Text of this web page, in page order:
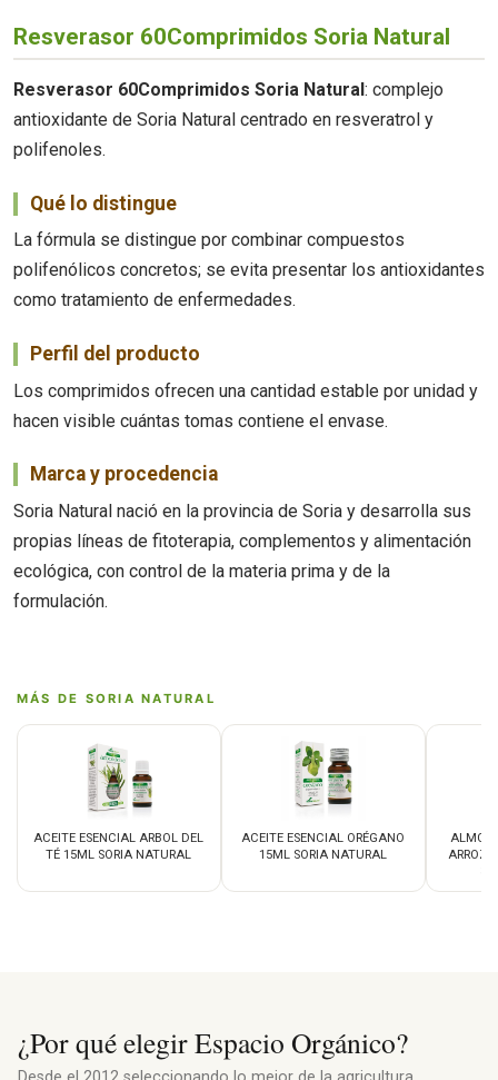
Resverasor 60Comprimidos Soria Natural
Resverasor 60Comprimidos Soria Natural: complejo
antioxidante de Soria Natural centrado en resveratrol y
polifenoles.
Qué lo distingue
La fórmula se distingue por combinar compuestos
polifenólicos concretos; se evita presentar los antioxidantes
como tratamiento de enfermedades.
Perfil del producto
Los comprimidos ofrecen una cantidad estable por unidad y
hacen visible cuántas tomas contiene el envase.
Marca y procedencia
Soria Natural nació en la provincia de Soria y desarrolla sus
propias líneas de fitoterapia, complementos y alimentación
ecológica, con control de la materia prima y de la
formulación.
MÁS DE SORIA NATURAL
ACEITE ESENCIAL ARBOL DEL
TÉ 15ML SORIA NATURAL
ACEITE ESENCIAL ORÉGANO
15ML SORIA NATURAL
ARROZ
¿Por qué elegir Espacio Orgánico?